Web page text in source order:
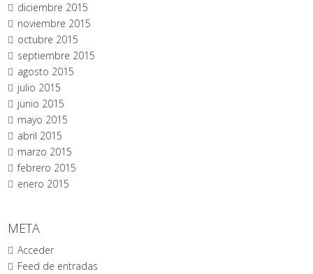
diciembre 2015
noviembre 2015
octubre 2015
septiembre 2015
agosto 2015
julio 2015
junio 2015
mayo 2015
abril 2015
marzo 2015
febrero 2015
enero 2015
META
Acceder
Feed de entradas